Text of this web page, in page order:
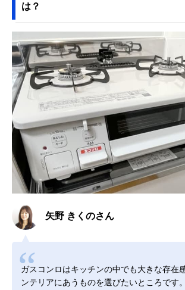
は？
矢野 きくのさん
ガスコンロはキッチンの中でも大きな存在
ンテリアにあうものを選びたいところです